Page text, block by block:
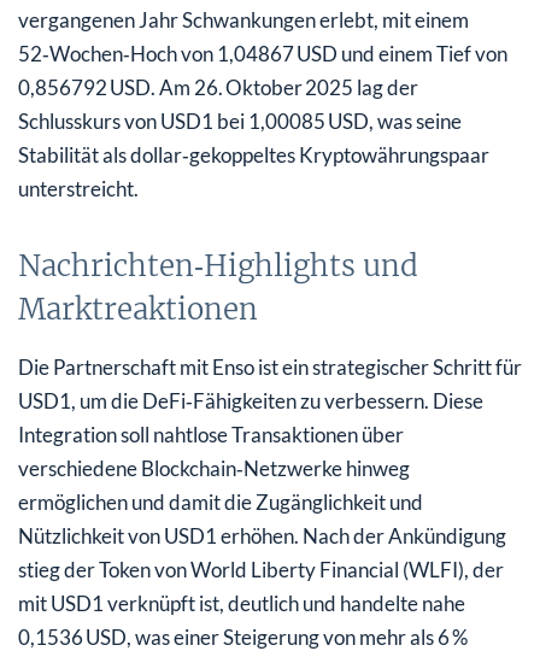
vergangenen Jahr Schwankungen erlebt, mit einem
52‑Wochen‑Hoch von 1,04867 USD und einem Tief von
0,856792 USD. Am 26. Oktober 2025 lag der
Schlusskurs von USD1 bei 1,00085 USD, was seine
Stabilität als dollar‑gekoppeltes Kryptowährungspaar
unterstreicht.
Nachrichten‑Highlights und
Marktreaktionen
Die Partnerschaft mit Enso ist ein strategischer Schritt für
USD1, um die DeFi‑Fähigkeiten zu verbessern. Diese
Integration soll nahtlose Transaktionen über
verschiedene Blockchain‑Netzwerke hinweg
ermöglichen und damit die Zugänglichkeit und
Nützlichkeit von USD1 erhöhen. Nach der Ankündigung
stieg der Token von World Liberty Financial (WLFI), der
mit USD1 verknüpft ist, deutlich und handelte nahe
0,1536 USD, was einer Steigerung von mehr als 6 %